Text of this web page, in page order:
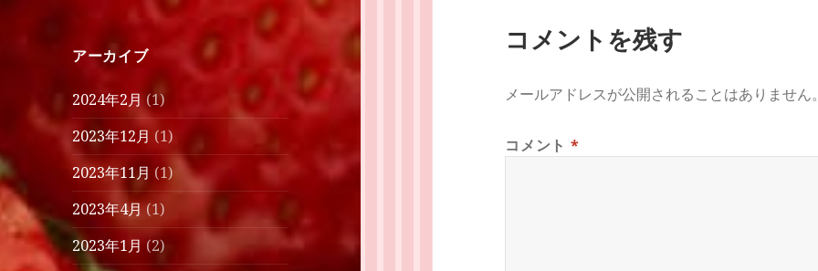
アーカイブ
2024年2月 (1)
2023年12月 (1)
2023年11月 (1)
2023年4月(1)
2023年1月 (2)
コメントを残す
メールアドレスが公開されることはありません
コメント *